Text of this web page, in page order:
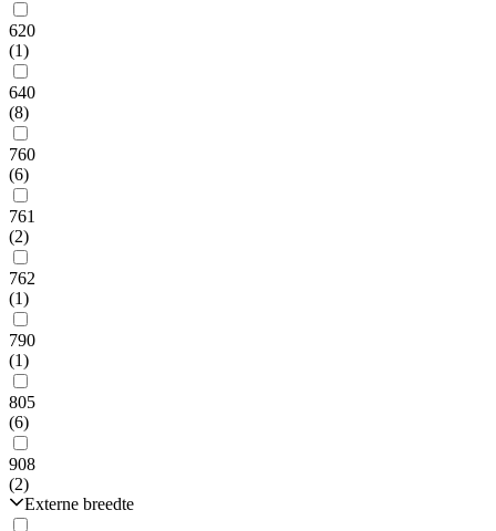
620
(1)
640
(8)
760
(6)
761
(2)
762
(1)
790
(1)
805
(6)
908
(2)
Externe breedte